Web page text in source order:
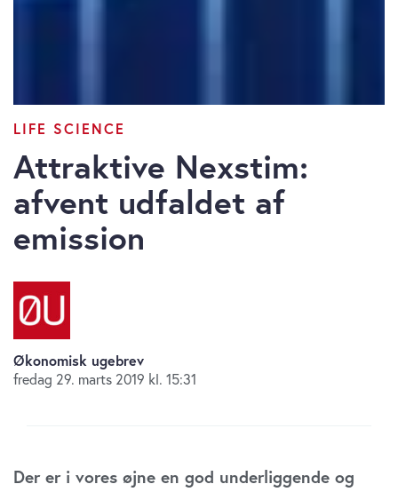
LIFE SCIENCE
Attraktive Nexstim:
afvent udfaldet af
emission
Økonomisk ugebrev
fredag 29. marts 2019 kl. 15:31
Der er i vores øjne en god underliggende og